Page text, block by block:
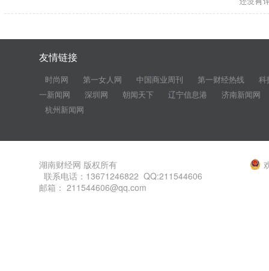
友情链接
时尚网 第一女人网 中国商业周刊 第一财经热线
科
一新闻网
深圳网 朝闻天下 辽宁信息港
济南新闻网
杭州新闻网
湖南财经网 版权所有
联系电话：13671246822 QQ:211544606
邮箱： 211544606@qq.com